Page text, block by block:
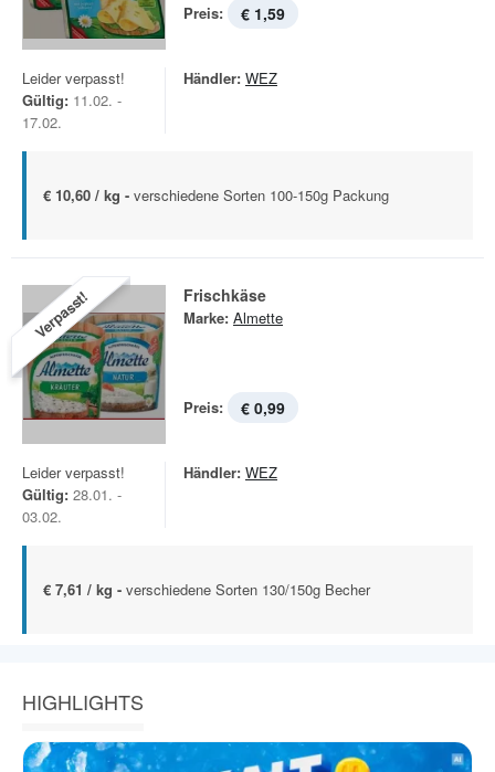
Preis: € 1,59
Leider verpasst!
Gültig: 11.02. -
17.02.
Händler: WEZ
€ 10,60 / kg - verschiedene Sorten 100-150g Packung
Verpasst! Frischkäse
Marke: Almette
Preis: € 0,99
Leider verpasst!
Gültig: 28.01. -
03.02.
Händler: WEZ
€ 7,61 / kg - verschiedene Sorten 130/150g Becher
HIGHLIGHTS